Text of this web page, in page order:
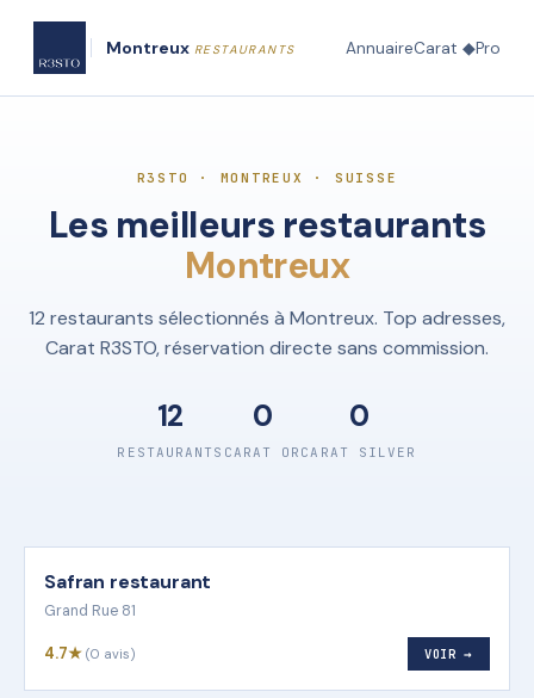
Montreux RESTAURANTS AnnuaireCarat ◆Pro
R3STO · MONTREUX · SUISSE
Les meilleurs restaurants
Montreux
12 restaurants sélectionnés à Montreux. Top adresses,
Carat R3STO, réservation directe sans commission.
12
RESTAURANTS
0
CARAT OR
0
CARAT SILVER
Safran restaurant
Grand Rue 81
4.7★ (0 avis) VOIR →